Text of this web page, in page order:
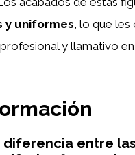
y uniformes, lo que les
y llamativo
diferencia entre